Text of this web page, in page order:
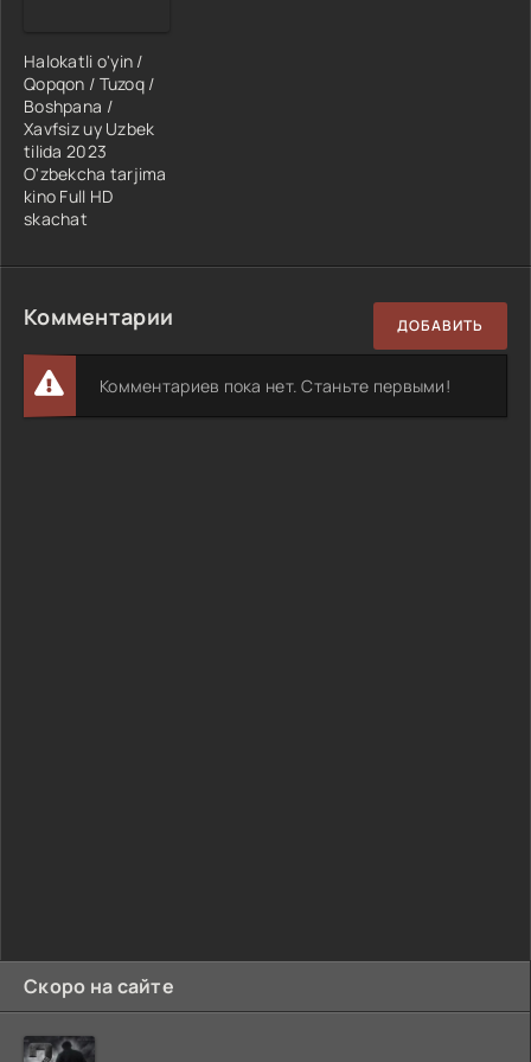
Скоро на сайте
Halokatli o'yin /
Qopqon / Tuzoq /
Boshpana /
Xavfsiz uy Uzbek
tilida 2023
O'zbekcha tarjima
kino Full HD
skachat
Комментарии ДОБАВИТЬ
Комментариев пока нет. Станьте первыми!